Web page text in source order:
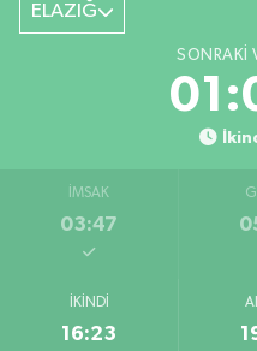
ELAZIĞ
SONRAKI
İMSAK
03:47
İKINDI
16:23